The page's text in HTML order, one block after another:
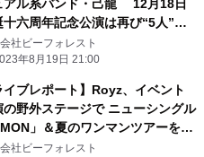
アル系バンド・己龍 12月18日
十六周年記念公演は再び“5人”で
施を決意
社ビーフォレスト
年8月19日 21:00
イブレポート】Royz、イベント
の野外ステージで ニューシングル
」＆夏のワンマンツアーを大
！ 「仲間を増やしていきます――
社ビーフォレスト